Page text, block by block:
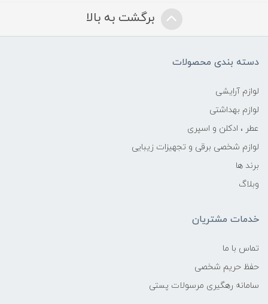
برگشت به بالا
دسته بندی محصولات
لوازم آرایشی
لوازم بهداشتی
عطر ، ادکلن و اسپری
لوازم شخصی برقی و تجهیزات زیبایی
برند ها
وبلاگ
خدمات مشتریان
تماس با ما
حفظ حریم شخصی
سامانه رهگیری مرسولات پستی